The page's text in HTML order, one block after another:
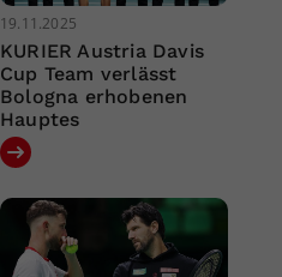
19.11.2025
KURIER Austria Davis
Cup Team verlässt
Bologna erhobenen
Hauptes